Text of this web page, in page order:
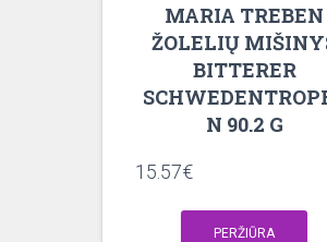
MARIA TREBEN
ŽOLELIŲ
BITTERER
N 90.2 G
15.57€
PERŽIŪRA